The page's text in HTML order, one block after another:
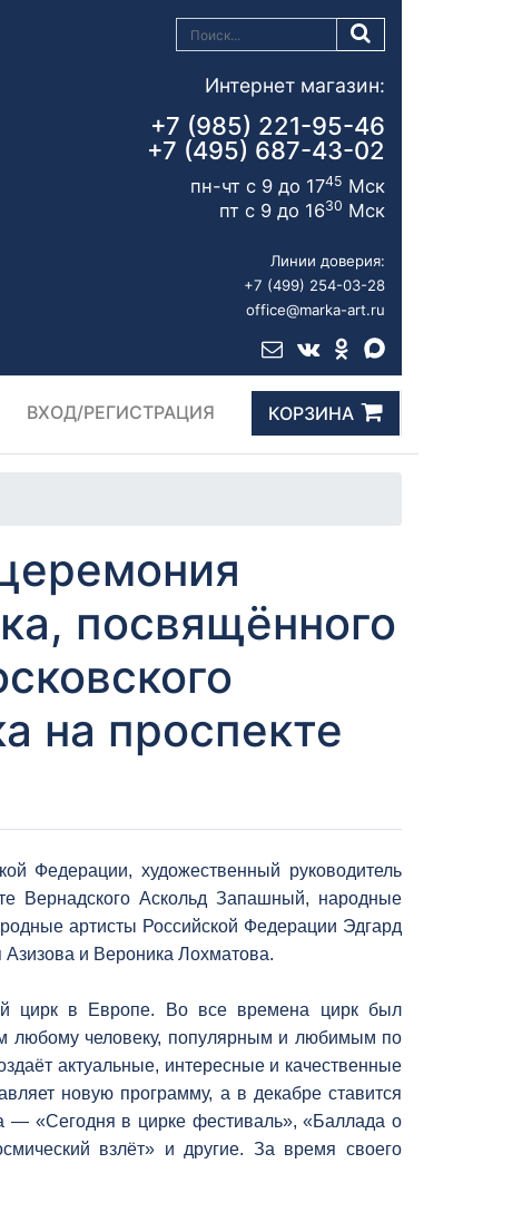
Интернет магазин:
+7 (985) 221-95-46
+7 (495) 687-43-02
пн-чт с 9 до 1745 Мск
пт с 9 до 1630 Мск
Линии доверия:
+7 (499) 254-03-28
office@marka-art.ru
ВХОД/РЕГИСТРАЦИЯ КОРЗИНА
посвящённого
на проспекте
Федерации, художественный руководитель
Вернадского Аскольд Запашный, народные
артисты Российской Федерации Эдгард
и Вероника Лохматова.
цирк в Европе. Во все времена цирк был
любому человеку, популярным и любимым по
актуальные, интересные и качественные
новую программу, а в декабре ставится
— «Сегодня в цирке фестиваль», «Баллада о
взлёт» и другие. За время своего